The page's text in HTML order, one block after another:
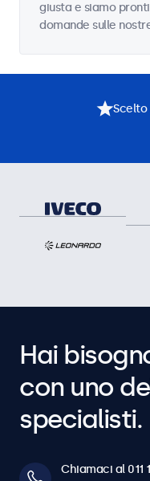
giusta e siamo
domande sulle
Scelto
Hai
con uno
specialisti.
Chiamaci al 011